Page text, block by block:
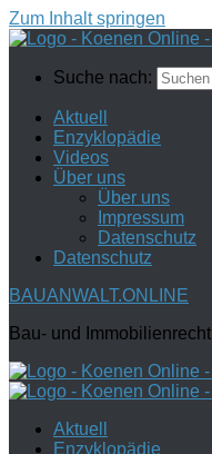
Zum Inhalt springen
Suche nach:
Aktuell
Enzyklopädie
Videos
Über uns
Über uns
Impressum
Datenschutz
Datenschutz
BAUANWALT.ONLINE
Bau- und Immobilienrecht
Aktuell
Enzyklopädie